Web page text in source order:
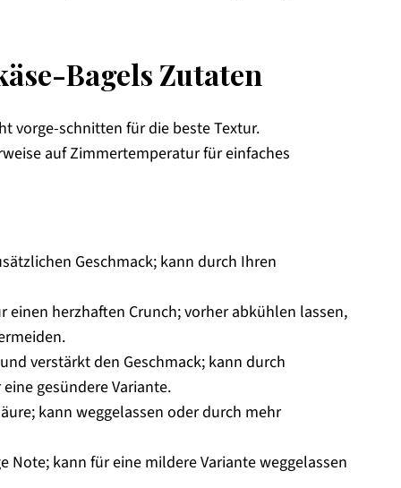
Bagels Zutaten
vorge-schnitten für die beste Textur.
auf Zimmertemperatur für einfaches
Geschmack; kann durch Ihren
einen herzhaften Crunch; vorher abkühlen lassen,
verstärkt den Geschmack; kann durch
gesündere Variante.
kann weggelassen oder durch mehr
Note; kann für eine mildere Variante weggelassen